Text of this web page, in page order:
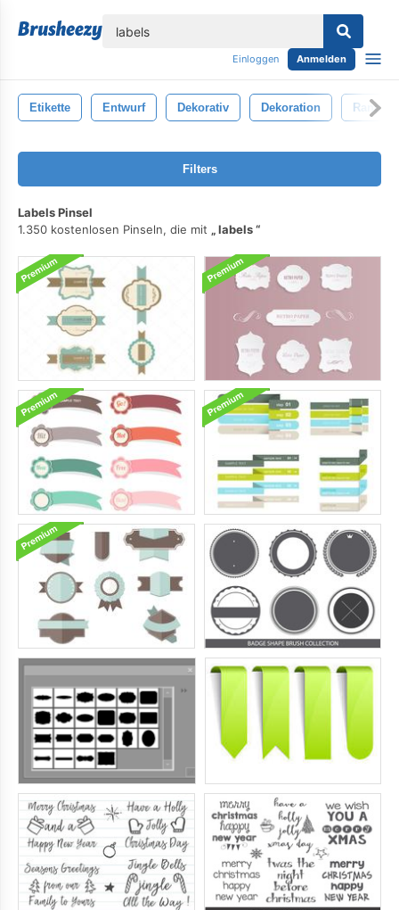
Einloggen Anmelden
Etikette Entwurf Dekorativ Dekoration Rand
Filters
Labels Pinsel
1.350 kostenlosen Pinseln, die mit
labels